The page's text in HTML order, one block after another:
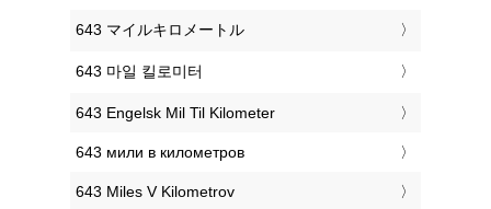
‎643 マイルキロメートル
‎643 마일 킬로미터
‎643 Engelsk Mil Til Kilometer
‎643 мили в километров
‎643 Miles V Kilometrov